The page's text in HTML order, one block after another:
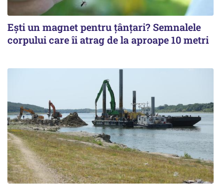
Ești un magnet pentru țânțari? Semnalele
corpului care îi atrag de la aproape 10 metri